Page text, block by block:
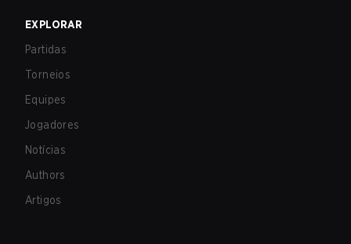
EXPLORAR
Partidas
Torneios
Equipes
Jogadores
Notícias
Authors
Artigos